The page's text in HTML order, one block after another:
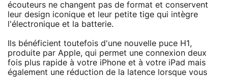
écouteurs ne changent pas de format et conservent
leur design iconique et leur petite tige qui intègre
l'électronique et la batterie.
Ils bénéficient toutefois d'une nouvelle puce H1,
produite par Apple, qui permet une connexion deux
fois plus rapide à votre iPhone et à votre iPad mais
également une réduction de la latence lorsque vous